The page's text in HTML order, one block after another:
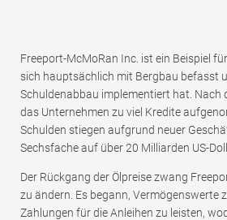
Freeport-McMoRan Inc. ist ein Beispiel
sich hauptsächlich mit Bergbau befasst
Schuldenabbau implementiert hat. Nach
das Unternehmen zu viel Kredite
Schulden stiegen aufgrund neuer
Sechsfache auf über 20 Milliarden US-
Der Rückgang der Ölpreise zwang
zu ändern. Es begann, Vermögenswerte
Zahlungen für die Anleihen zu leisten,